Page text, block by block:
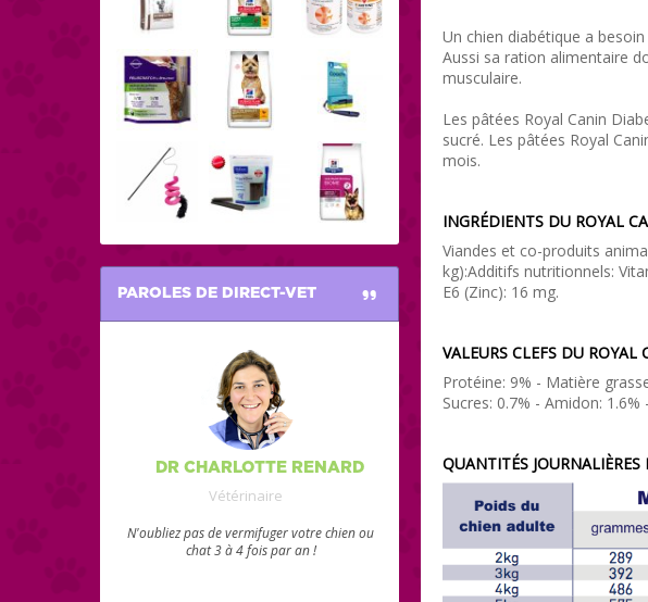
PAROLES DE DIRECT-VET
DR CHARLOTTE RENARD
Vétérinaire
N'oubliez pas de vermifuger votre chien ou
chat 3 à 4 fois par an !
Un chien diabétique a
Aussi sa ration alimentaire
musculaire.
Les pâtées Royal Canin
sucré. Les pâtées Royal
mois.
INGRÉDIENTS DU ROYAL
Viandes et co-produits
kg):Additifs nutritionnels:
E6 (Zinc): 16 mg.
VALEURS CLEFS DU
Protéine: 9% - Matière
Sucres: 0.7% - Amidon:
QUANTITÉS